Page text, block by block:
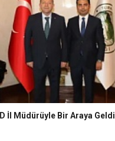
İl Müdürüyle Bir Araya Geldi